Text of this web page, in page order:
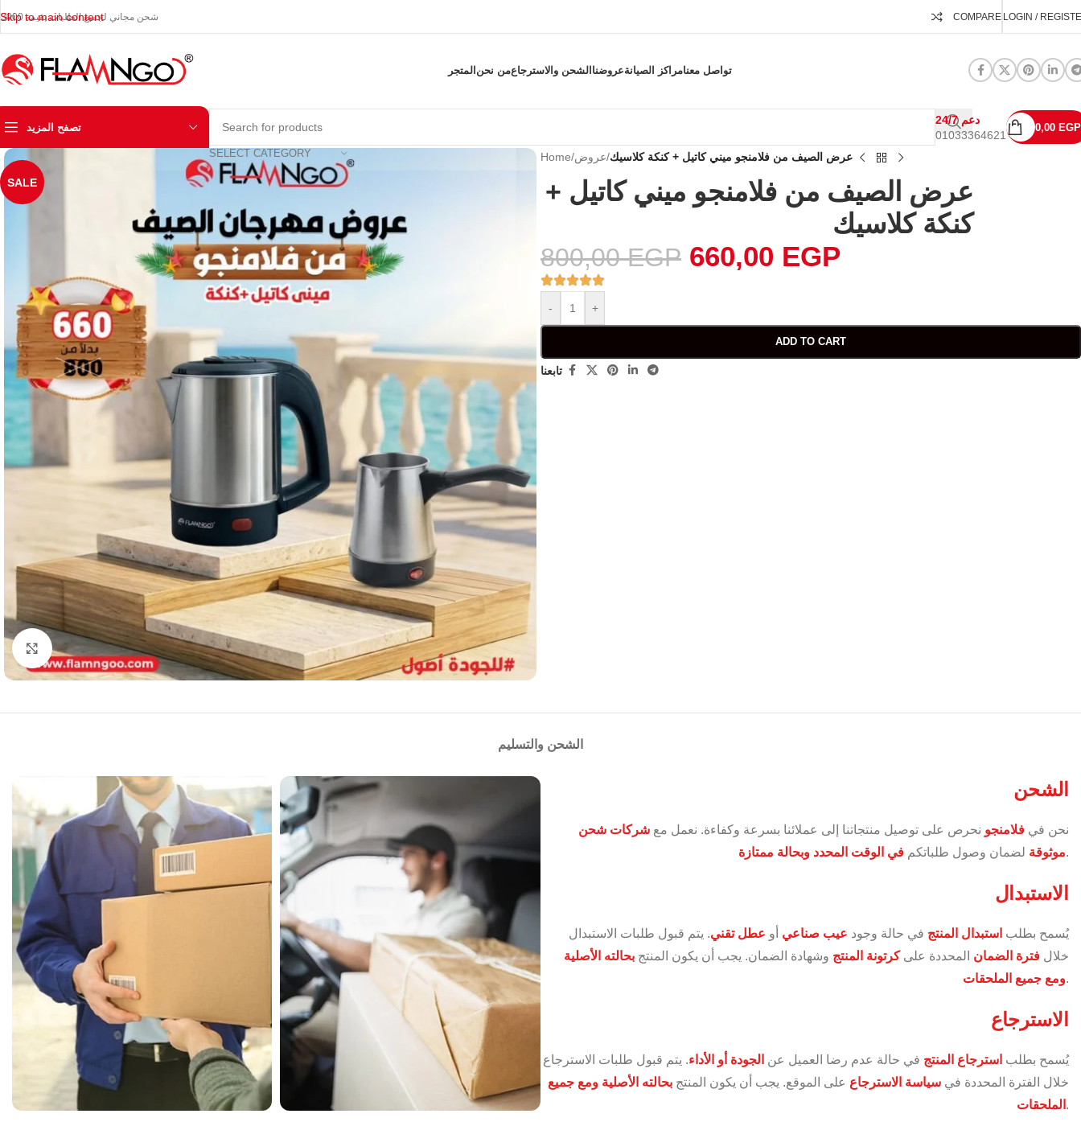
Skip to main content
شحن مجاني لجميع الطلبات بقيمة 3000 COMPARE LOGIN /
المتجرمن نحنالشحن والاسترجاععروضنامراكز الصيانةتواصل معنا
تصفح المزيد
SELECT CATEGORY
24/7 دعم
01033364621
0,00 EGP
SALE
Click to enlarge
Home/عروض/عرض الصيف من فلامنجو ميني كاتيل + كنكة كلاسيك
عرض الصيف من فلامنجو ميني كاتيل +
كنكة كلاسيك
800,00EGP 660,00 EGP
- +
ADD TO CART
تابعنا
الشحن والتسليم
الشحن
نحن فيفلامنجو نحرص على توصيل منتجاتنا إلى عملائنا بسرعة وكفاءة. نعمل معشركات شحن
موثوقة لضمان وصول طلباتكمفي الوقت المحدد وبحالة ممتازة .
الاستبدال
يُسمح بطلب استبدال المنتج في حالة وجود عيب صناعي أو عطل تقني. يتم قبول طلبات الاستبدال
خلالفترة الضمان المحددة علىكرتونة المنتج وشهادة الضمان. يجب أن يكون المنتجبحالته الأصلية
ومع جميع الملحقات.
الاسترجاع
يُسمح بطلب استرجاع المنتج في حالة عدم رضا العميل عن الجودة أو الأداء. يتم قبول طلبات الاسترجاع
خلال الفترة المحددة فيسياسة الاسترجاع على الموقع. يجب أن يكون المنتجبحالته الأصلية ومع جميع
الملحقات .